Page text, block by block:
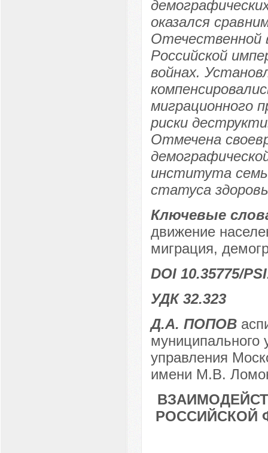
оказался
Отечественной
Российской
войнах.
миграционного
риски
Отмечена
института
статуса
Ключевые
движение
миграция,
DOI 10.35775/
УДК 32.323
Д.А. ПОПОВ
муниципального
управления
имени М.В.
РОССИЙСКОЙ